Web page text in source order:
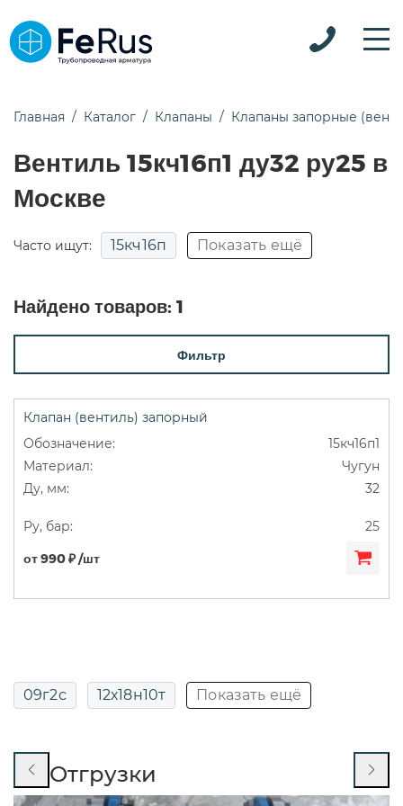
Главная Каталог Клапаны Клапаны запорные
Вентиль 15кч16п1 ду32 ру25 в
Москве
Часто ищут: 15кч16п Показать ещё
15нж65нж 15с18п
15с65нж 15с65нж ду50
15с65п 15с68нж pn25 Для воды
ДУ50
Фланцевые
Найдено товаров: 1
Фильтр
Клапан (вентиль) запорный
15кч16п1
Чугун
32
25
от 990 ₽ /шт
09г2с 12х18н10т Показать ещё
14нж19п 14нж19ст
Отгрузки